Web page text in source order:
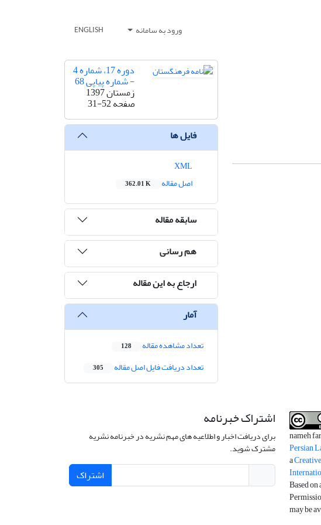
ورود به سامانه ENGLISH
دوره 17، شماره 4
- شماره پیاپی 68
زمستان 1397
صفحه31-52
فایل ها
اصل مقاله
362.01 K
سابقه مقاله
هم رسانی
ارجاع به این مقاله
آمار
تعداد مشاهده مقاله 128
تعداد دریافت فایل اصل مقاله 305
nameh
Persian
a
Based
may be
اشتراک خبرنامه
برای دریافت اخبار و اطلاعیه های مهم نشریه در خبرنامه نشریه
مشترک شوید.
اشتراک